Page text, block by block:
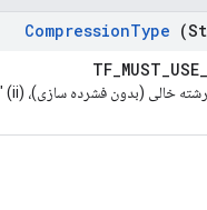
CompressionType